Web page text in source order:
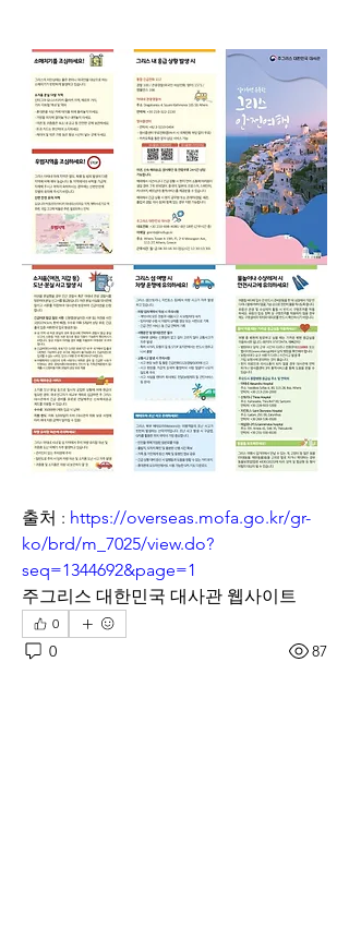
출처 : https://overseas.mofa.go.kr/gr-
ko/brd/m_7025/view.do?
seq=1344692&page=1
주그리스 대한민국 대사관 웹사이트
0
0 87